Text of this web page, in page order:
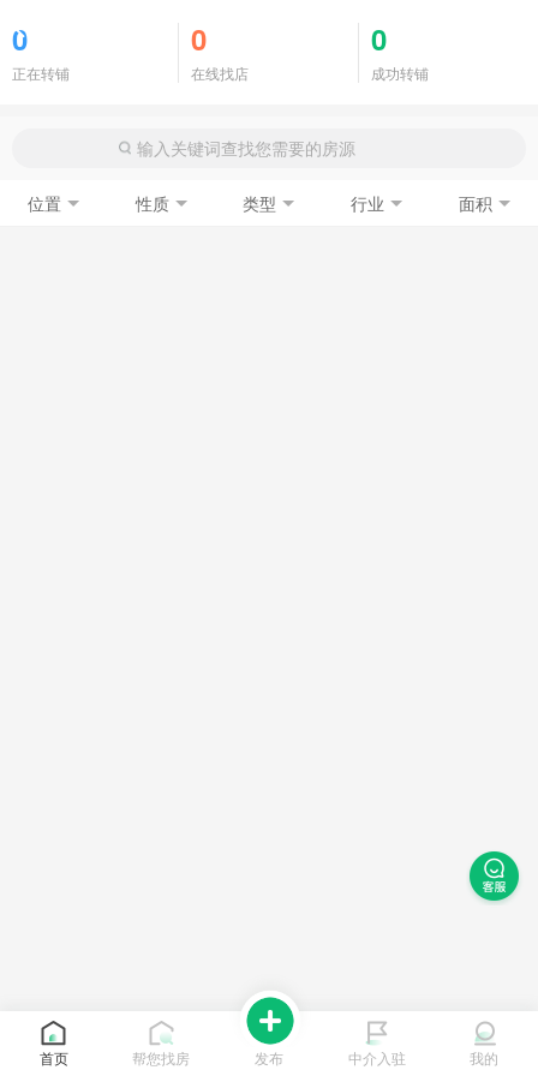
0
正在转铺
0
在线找店
0
成功转铺
位置 性质 类型 行业 面积
首页 帮您找房 发布 中介入驻 我的